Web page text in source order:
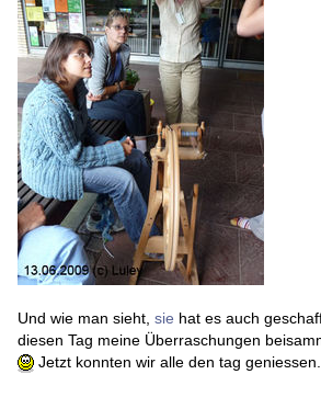
Und wie man sieht, sie hat es auch
diesen Tag meine Überraschungen
Jetzt konnten wir alle den tag geniessen.